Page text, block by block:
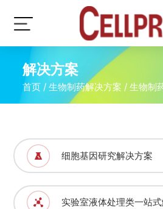
解决方案
首页 /生物制药解决方案 /生物制
细胞基因研究解决方案
实验室液体处理类一站